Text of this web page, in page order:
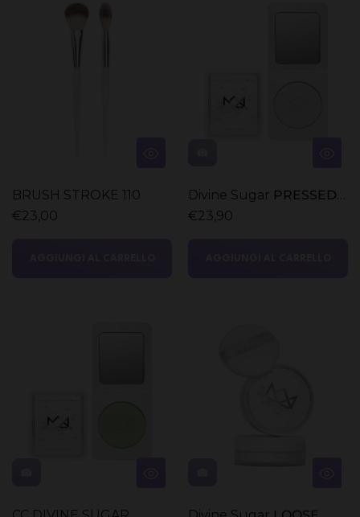
BRUSH STROKE 110
€23,00
Divine Sugar PRESSED
POWDER
€23,90